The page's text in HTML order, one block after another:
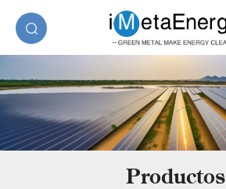
Productos